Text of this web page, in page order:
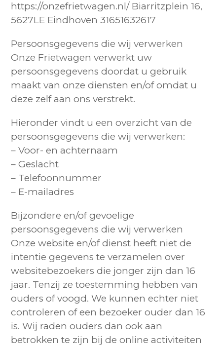
https://onzefrietwagen.nl/ Biarritzplein 16,
5627LE Eindhoven 31651632617
Persoonsgegevens die wij verwerken
Onze Frietwagen verwerkt uw
persoonsgegevens doordat u gebruik
maakt van onze diensten en/of omdat u
deze zelf aan ons verstrekt.
Hieronder vindt u een overzicht van de
persoonsgegevens die wij verwerken:
– Voor- en achternaam
– Geslacht
– Telefoonnummer
– E-mailadres
Bijzondere en/of gevoelige
persoonsgegevens die wij verwerken
Onze website en/of dienst heeft niet de
intentie gegevens te verzamelen over
websitebezoekers die jonger zijn dan 16
jaar. Tenzij ze toestemming hebben van
ouders of voogd. We kunnen echter niet
controleren of een bezoeker ouder dan 16
is. Wij raden ouders dan ook aan
betrokken te zijn bij de online activiteiten